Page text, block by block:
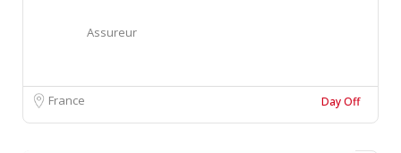
Assureur
France Day Off